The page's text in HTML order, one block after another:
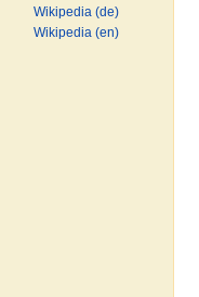
Wikipedia (de)
Wikipedia (en)